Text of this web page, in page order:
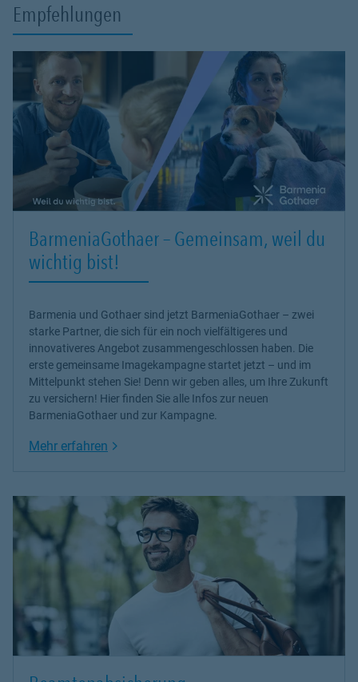
Empfehlungen
BarmeniaGothaer – Gemeinsam, weil du
wichtig bist!
Barmenia und Gothaer sind jetzt BarmeniaGothaer – zwei
starke Partner, die sich für ein noch vielfältigeres und
innovativeres Angebot zusammengeschlossen haben. Die
erste gemeinsame Imagekampagne startet jetzt – und im
Mittelpunkt stehen Sie! Denn wir geben alles, um Ihre Zukunft
zu versichern! Hier finden Sie alle Infos zur neuen
BarmeniaGothaer und zur Kampagne.
Mehr erfahren Link Opens in New Tab